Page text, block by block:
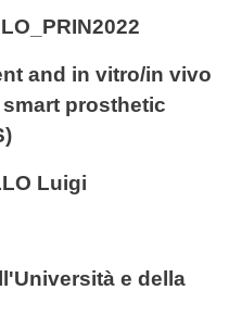
and in vitro/in vivo
prosthetic
Luigi
e della